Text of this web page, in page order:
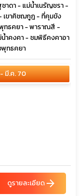
าดา - แม่น้ำเนรัญชรา -
เขาคิชฌกูฎ - ที่คุมขัง
ทธคยา - พาราณสี -
ำคงคา - ชมพิธีคงคาอา
ทธคยา
มี.ค. 70
ดูรายละเอียดarrow_forward